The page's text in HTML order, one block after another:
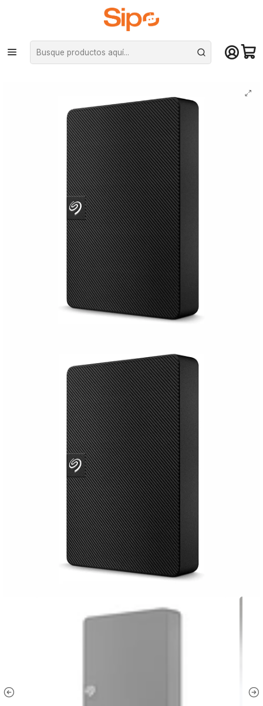
¡Compra hasta mediodía y recibe hoy! De lunes a sábado en el gran
Santiago. Envío gratis desde $29.990
Computación y Gamers Almacenamiento portátil SSD Portátil
Disco Duro Seagate Externo Portátil Expansión 4TB USB 3.0 - 2.5"